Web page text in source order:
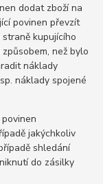
dodat zboží na
povinen převzít
kupujícího
než bylo
náklady
náklady spojené
jakýchkoliv
shledání
do zásilky